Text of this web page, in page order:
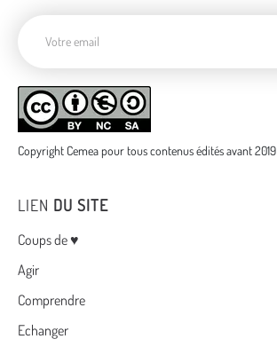
Copyright Cemea pour tous contenus édités avant 2019
LIEN DU SITE
Menu
Coups de ♥
Agir
Comprendre
Echanger